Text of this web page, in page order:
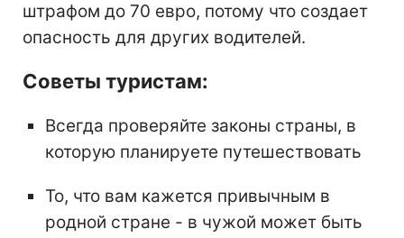
штрафом до 70 евро, потому что создает
опасность для других водителей.
Советы туристам:
Всегда проверяйте законы страны, в
которую планируете путешествовать
То, что вам кажется привычным в
родной стране - в чужой может быть